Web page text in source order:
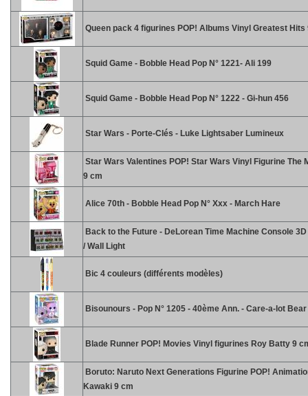
Queen pack 4 figurines POP! Albums Vinyl Greatest Hits
Squid Game - Bobble Head Pop N° 1221- Ali 199
Squid Game - Bobble Head Pop N° 1222 - Gi-hun 456
Star Wars - Porte-Clés - Luke Lightsaber Lumineux
Star Wars Valentines POP! Star Wars Vinyl Figurine The
9 cm
Alice 70th - Bobble Head Pop N° Xxx - March Hare
Back to the Future - DeLorean Time Machine Console
/ Wall Light
Bic 4 couleurs (différents modèles)
Bisounours - Pop N° 1205 - 40ème Ann. - Care-a-lot Bear
Blade Runner POP! Movies Vinyl figurines Roy Batty 9
Boruto: Naruto Next Generations Figurine POP!
Kawaki 9 cm